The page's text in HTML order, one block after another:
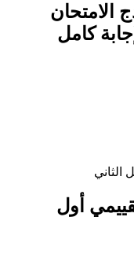
الامتحان
كامل
أول